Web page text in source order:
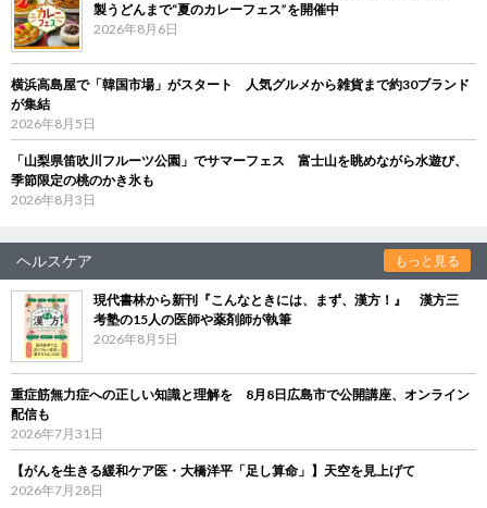
製うどんまで“夏のカレーフェス”を開催中
2026年8月6日
横浜高島屋で「韓国市場」がスタート 人気グルメから雑貨まで約30ブランド
が集結
2026年8月5日
「山梨県笛吹川フルーツ公園」でサマーフェス 富士山を眺めながら水遊び、
季節限定の桃のかき氷も
2026年8月3日
ヘルスケア もっと見る
現代書林から新刊『こんなときには、まず、漢方！』 漢方三
考塾の15人の医師や薬剤師が執筆
2026年8月5日
重症筋無力症への正しい知識と理解を 8月8日広島市で公開講座、オンライン
配信も
2026年7月31日
【がんを生きる緩和ケア医・大橋洋平「足し算命」】天空を見上げて
2026年7月28日